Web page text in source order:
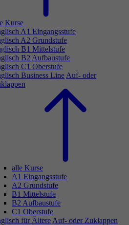
Kurse
A1 Eingangsstufe
A2 Grundstufe
B1 Mittelstufe
B2 Aufbaustufe
C1 Oberstufe
Business Line Auf- oder
alle Kurse
A1 Eingangsstufe
A2 Grundstufe
B1 Mittelstufe
B2 Aufbaustufe
C1 Oberstufe
für Ältere Auf- oder Zuklappen